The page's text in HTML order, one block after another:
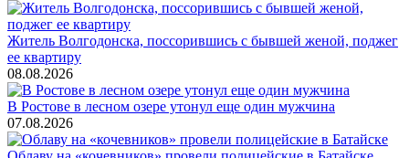
Житель Волгодонска, поссорившись с бывшей женой, поджег
ее квартиру
08.08.2026
В Ростове в лесном озере утонул еще один мужчина
07.08.2026